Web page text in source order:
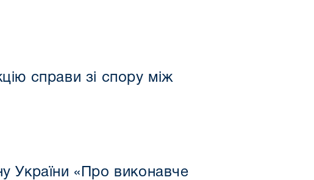
справи зі спору між
України «Про виконавче